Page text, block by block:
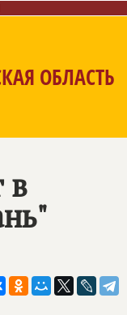
ОБЛАСТЬ
в